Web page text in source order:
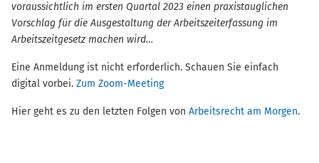
voraussichtlich im ersten Quartal 2023 einen praxistauglichen
Vorschlag für die Ausgestaltung der Arbeitszeiterfassung im
Arbeitszeitgesetz machen wird…
Eine Anmeldung ist nicht erforderlich. Schauen Sie einfach
digital vorbei. Zum Zoom-Meeting
Hier geht es zu den letzten Folgen von Arbeitsrecht am Morgen.